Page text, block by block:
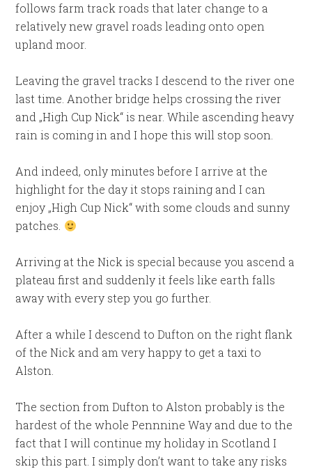
follows farm track roads that later change to a
relatively new gravel roads leading onto open
upland moor.
Leaving the gravel tracks I descend to the river one
last time. Another bridge helps crossing the river
and „High Cup Nick“ is near. While ascending heavy
rain is coming in and I hope this will stop soon.
And indeed, only minutes before I arrive at the
highlight for the day it stops raining and I can
enjoy „High Cup Nick“ with some clouds and sunny
patches.
Arriving at the Nick is special because you ascend a
plateau first and suddenly it feels like earth falls
away with every step you go further.
After a while I descend to Dufton on the right flank
of the Nick and am very happy to get a taxi to
Alston.
The section from Dufton to Alston probably is the
hardest of the whole Pennnine Way and due to the
fact that I will continue my holiday in Scotland I
skip this part. I simply don’t want to take any risks